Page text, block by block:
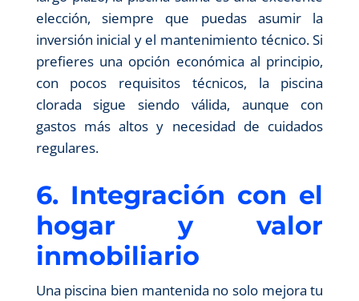
elección, siempre que puedas asumir la
inversión inicial y el mantenimiento técnico. Si
prefieres una opción económica al principio,
con pocos requisitos técnicos, la piscina
clorada sigue siendo válida, aunque con
gastos más altos y necesidad de cuidados
regulares.
6. Integración con el
hogar y valor
inmobiliario
Una piscina bien mantenida no solo mejora tu